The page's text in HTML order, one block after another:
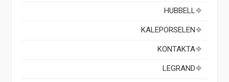
HUBBELL
KALEPORSELEN
KONTAKTA
LEGRAND